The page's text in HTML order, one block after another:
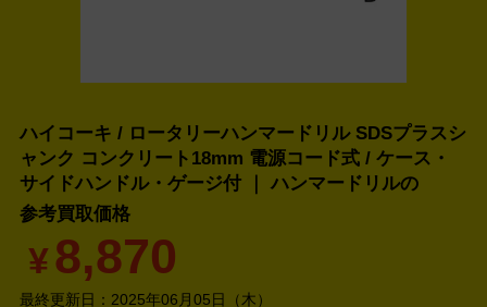
ハイコーキ / ロータリーハンマードリル SDSプラスシ
ャンク コンクリート18mm 電源コード式 / ケース・
サイドハンドル・ゲージ付 ｜ ハンマードリルの
参考買取価格
¥8,870
最終更新日： 2025年06月05日（木）